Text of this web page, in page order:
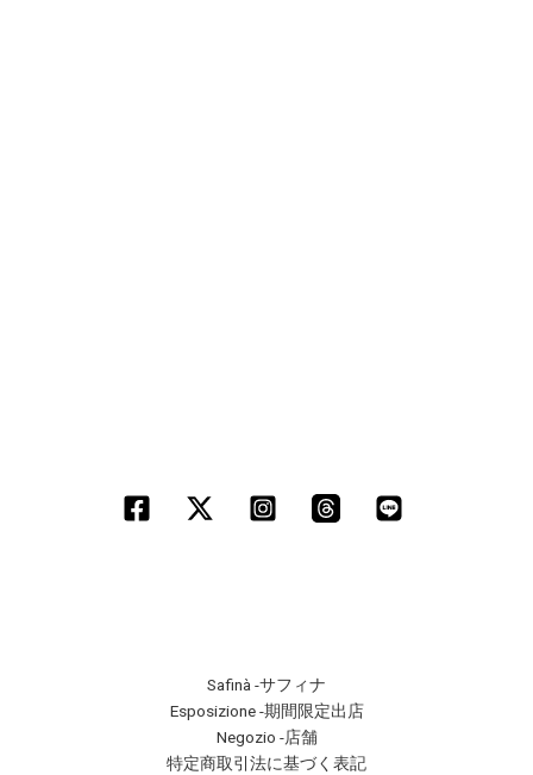
Safinà -サフィナ
Esposizione -期間限定出店
Negozio -店舗
特定商取引法に基づく表記